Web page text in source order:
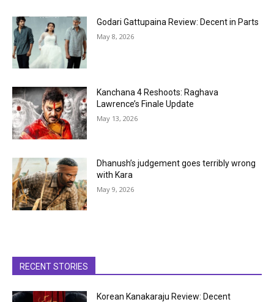
Godari Gattupaina Review: Decent in Parts
May 8, 2026
Kanchana 4 Reshoots: Raghava
Lawrence’s Finale Update
May 13, 2026
Dhanush’s judgement goes terribly wrong
with Kara
May 9, 2026
RECENT STORIES
Korean Kanakaraju Review: Decent